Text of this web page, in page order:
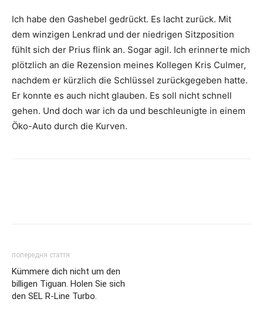
Ich habe den Gashebel gedrückt. Es lacht zurück. Mit
dem winzigen Lenkrad und der niedrigen Sitzposition
fühlt sich der Prius flink an. Sogar agil. Ich erinnerte mich
plötzlich an die Rezension meines Kollegen Kris Culmer,
nachdem er kürzlich die Schlüssel zurückgegeben hatte.
Er konnte es auch nicht glauben. Es soll nicht schnell
gehen. Und doch war ich da und beschleunigte in einem
Öko-Auto durch die Kurven.
попередня стаття
Kümmere dich nicht um den
billigen Tiguan. Holen Sie sich
den SEL R-Line Turbo.